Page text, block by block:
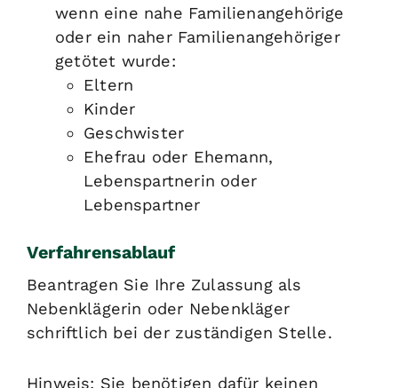
wenn eine nahe Familienangehörige
oder ein naher Familienangehöriger
getötet wurde:
Eltern
Kinder
Geschwister
Ehefrau oder Ehemann,
Lebenspartnerin oder
Lebenspartner
Verfahrensablauf
Beantragen Sie Ihre Zulassung als
Nebenklägerin oder Nebenkläger
schriftlich bei der zuständigen Stelle.
Hinweis: Sie benötigen dafür keinen